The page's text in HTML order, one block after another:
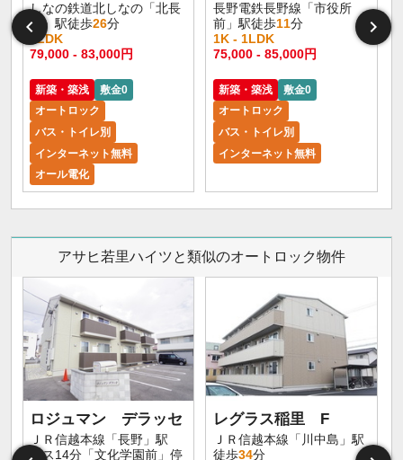
しなの鉄道北しなの「北長
野」駅徒歩26分
1LDK
79,000 - 83,000円
新築・築浅
敷金0
オートロック
バス・トイレ別
インターネット無料
オール電化
長野電鉄長野線「市役所
前」駅徒歩11分
1K - 1LDK
75,000 - 85,000円
新築・築浅
敷金0
オートロック
バス・トイレ別
インターネット無料
アサヒ若里ハイツと類似のオートロック物件
ロジュマン デラッセ
ＪＲ信越本線「長野」駅
バス14分「文化学園前」停
レグラス稲里 F
ＪＲ信越本線「川中島」駅
徒歩34分